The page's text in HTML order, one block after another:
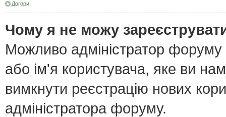
Догори
Чому я не можу
Можливо адміністратор
або ім'я користувача, яке ви
вимкнути реєстрацію нових
адміністратора форуму.